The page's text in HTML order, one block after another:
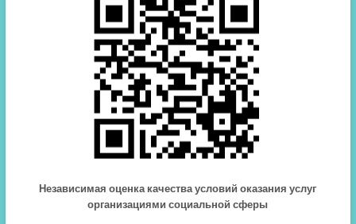
Независимая оценка качества условий оказания услуг
организациями социальной сферы